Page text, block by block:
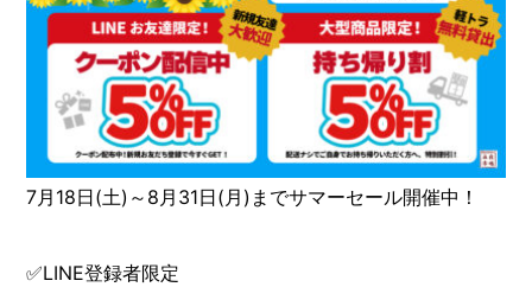
7月18日(土)～8月31日(月)までサマーセール開催中！
✅LINE登録者限定